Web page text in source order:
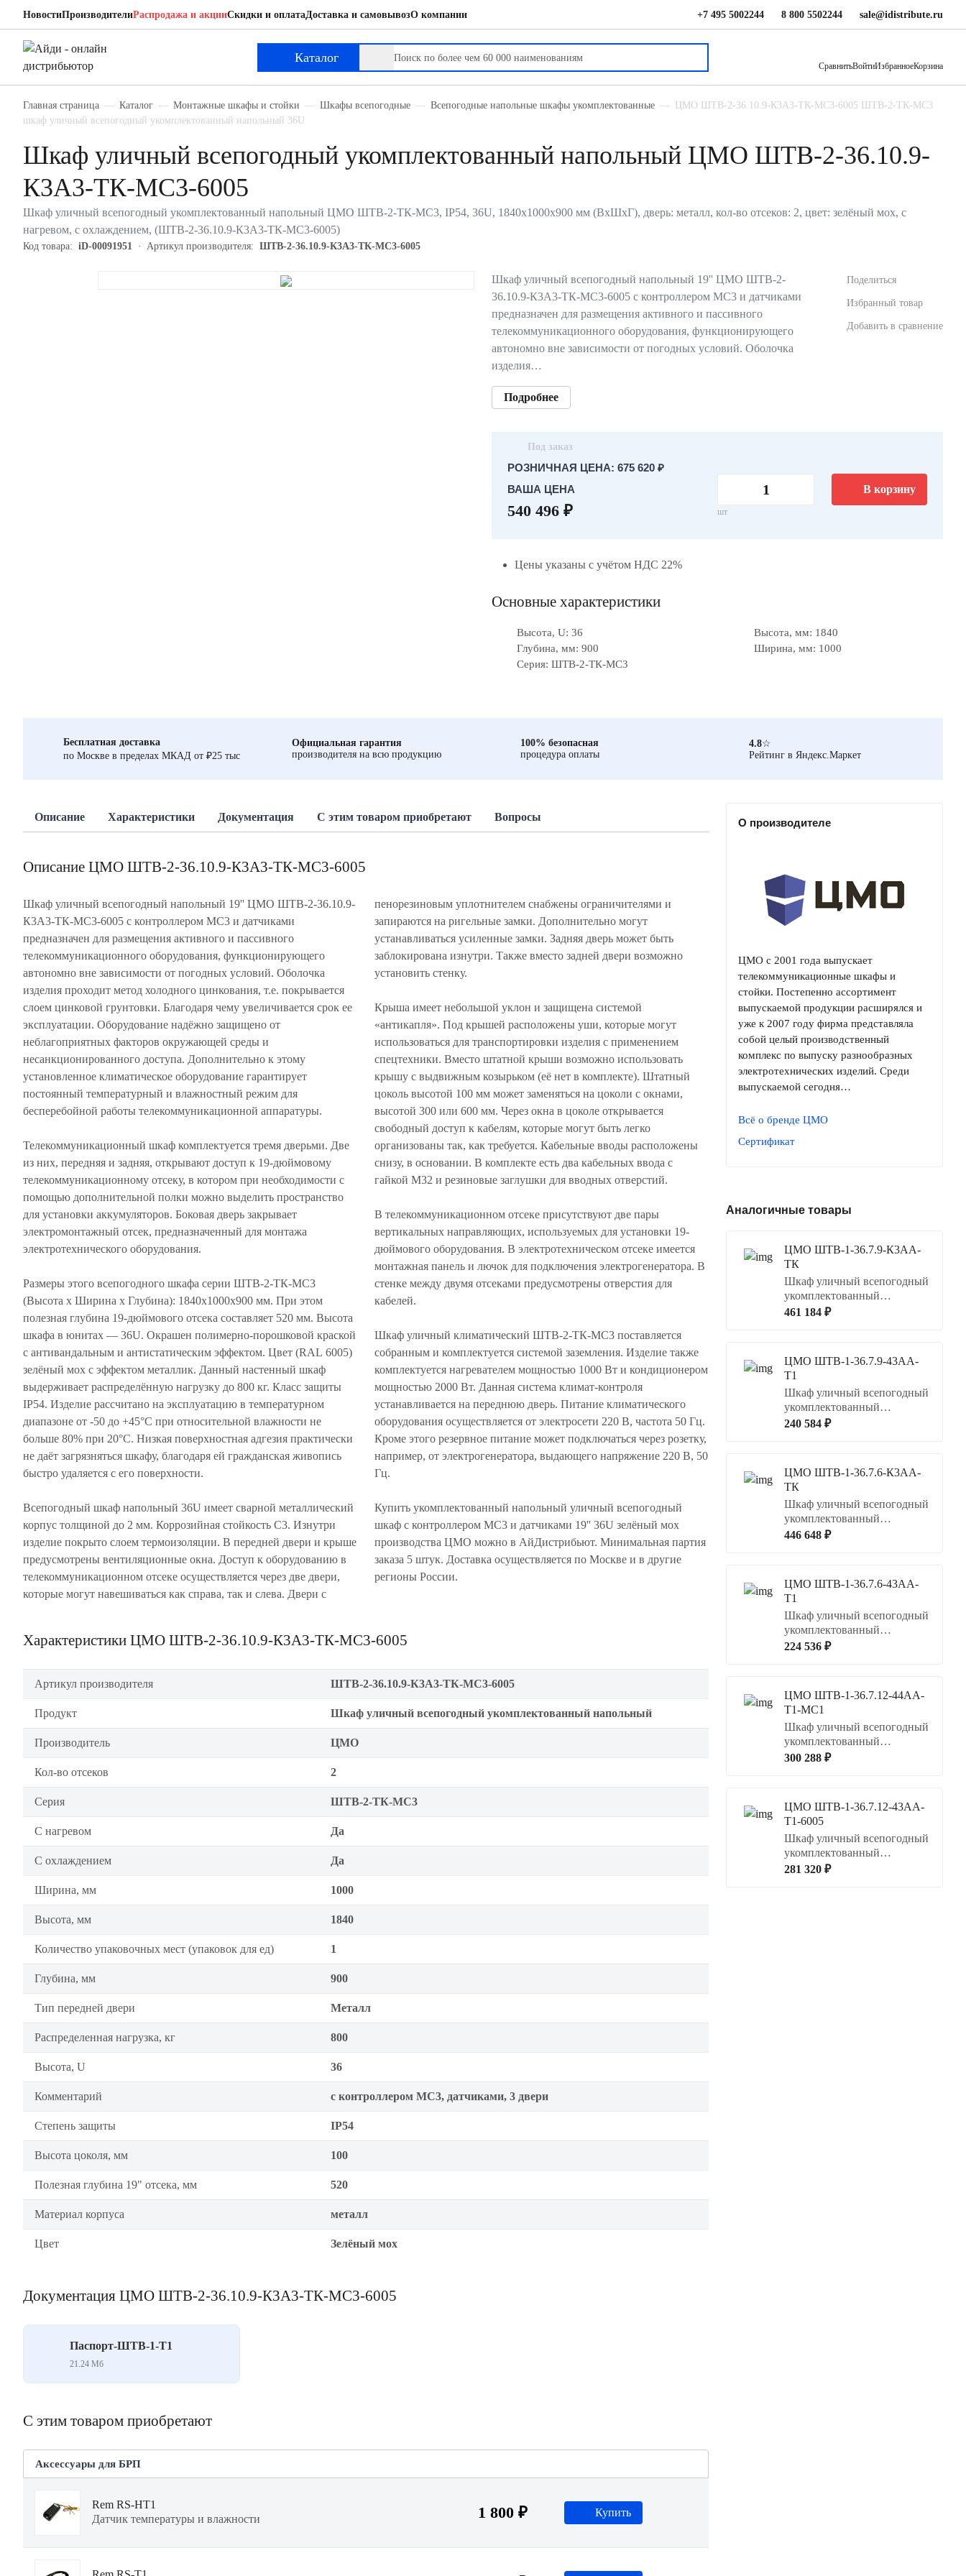
НовостиПроизводителиРаспродажа и акцииСкидки и оплатаДоставка и самовывозО компании +7 495 5002244 8 800 5502244 sale@idistribute.ru
Каталог
СравнитьВойтиИзбранноеКорзина
Главная страница Каталог Монтажные шкафы и стойки Шкафы всепогодные Всепогодные напольные шкафы укомплектованные
ЦМО ШТВ-2-36.10.9-К3А3-ТК-МС3-6005 ШТВ-2-ТК-MC3
шкаф уличный всепогодный укомплектованный напольный 36U
Шкаф уличный всепогодный укомплектованный напольный ЦМО ШТВ-2-36.10.9-
К3А3-ТК-МС3-6005
Шкаф уличный всепогодный укомплектованный напольный ЦМО ШТВ-2-ТК-MC3, IP54, 36U, 1840х1000х900 мм (ВхШхГ), дверь: металл, кол-во отсеков: 2, цвет: зелёный мох, с
нагревом, с охлаждением, (ШТВ-2-36.10.9-К3А3-ТК-МС3-6005)
Код товара: iD-00091951 Артикул производителя: ШТВ-2-36.10.9-К3А3-ТК-МС3-6005
Шкаф уличный всепогодный напольный 19'' ЦМО ШТВ-2-
36.10.9-К3А3-ТК-МС3-6005 с контроллером MC3 и датчиками
предназначен для размещения активного и пассивного
телекоммуникационного оборудования, функционирующего
автономно вне зависимости от погодных условий. Оболочка
изделия…
Подробнее
Поделиться
Избранный товар
Добавить в сравнение
Под заказ
РОЗНИЧНАЯ ЦЕНА: 675 620 ₽
ВАША ЦЕНА
540 496 ₽ шт
В корзину
Цены указаны с учётом НДС 22%
Основные характеристики
Высота, U: 36
Высота, мм: 1840
Глубина, мм: 900
Ширина, мм: 1000
Серия: ШТВ-2-ТК-MC3
Бесплатная доставка
по Москве в пределах МКАД от ₽25 тыс
Официальная гарантия
производителя на всю продукцию
100% безопасная
процедура оплаты
4.8☆
Рейтинг в Яндекс.Маркет
Описание Характеристики Документация С этим товаром приобретают Вопросы
Описание ЦМО ШТВ-2-36.10.9-К3А3-ТК-МС3-6005
Шкаф уличный всепогодный напольный 19'' ЦМО ШТВ-2-36.10.9-
К3А3-ТК-МС3-6005 с контроллером MC3 и датчиками
предназначен для размещения активного и пассивного
телекоммуникационного оборудования, функционирующего
автономно вне зависимости от погодных условий. Оболочка
изделия проходит метод холодного цинкования, т.е. покрывается
слоем цинковой грунтовки. Благодаря чему увеличивается срок ее
эксплуатации. Оборудование надёжно защищено от
неблагоприятных факторов окружающей среды и
несанкционированного доступа. Дополнительно к этому
установленное климатическое оборудование гарантирует
постоянный температурный и влажностный режим для
бесперебойной работы телекоммуникационной аппаратуры.
Телекоммуникационный шкаф комплектуется тремя дверьми. Две
из них, передняя и задняя, открывают доступ к 19-дюймовому
телекоммуникационному отсеку, в котором при необходимости с
помощью дополнительной полки можно выделить пространство
для установки аккумуляторов. Боковая дверь закрывает
электромонтажный отсек, предназначенный для монтажа
электротехнического оборудования.
Размеры этого всепогодного шкафа серии ШТВ-2-ТК-MC3
(Высота х Ширина х Глубина): 1840х1000х900 мм. При этом
полезная глубина 19-дюймового отсека составляет 520 мм. Высота
шкафа в юнитах — 36U. Окрашен полимерно-порошковой краской
с антивандальным и антистатическим эффектом. Цвет (RAL 6005)
зелёный мох с эффектом металлик. Данный настенный шкаф
выдерживает распределённую нагрузку до 800 кг. Класс защиты
IP54. Изделие рассчитано на эксплуатацию в температурном
диапазоне от -50 до +45°С при относительной влажности не
больше 80% при 20°С. Низкая поверхностная адгезия практически
не даёт загрязняться шкафу, благодаря ей гражданская живопись
быстро удаляется с его поверхности.
Всепогодный шкаф напольный 36U имеет сварной металлический
корпус толщиной до 2 мм. Коррозийная стойкость С3. Изнутри
изделие покрыто слоем термоизоляции. В передней двери и крыше
предусмотрены вентиляционные окна. Доступ к оборудованию в
телекоммуникационном отсеке осуществляется через две двери,
которые могут навешиваться как справа, так и слева. Двери с
пенорезиновым уплотнителем снабжены ограничителями и
запираются на ригельные замки. Дополнительно могут
устанавливаться усиленные замки. Задняя дверь может быть
заблокирована изнутри. Также вместо задней двери возможно
установить стенку.
Крыша имеет небольшой уклон и защищена системой
«антикапля». Под крышей расположены уши, которые могут
использоваться для транспортировки изделия с применением
спецтехники. Вместо штатной крыши возможно использовать
крышу с выдвижным козырьком (её нет в комплекте). Штатный
цоколь высотой 100 мм может заменяться на цоколи с окнами,
высотой 300 или 600 мм. Через окна в цоколе открывается
свободный доступ к кабелям, которые могут быть легко
организованы так, как требуется. Кабельные вводы расположены
снизу, в основании. В комплекте есть два кабельных ввода с
гайкой М32 и резиновые заглушки для вводных отверстий.
В телекоммуникационном отсеке присутствуют две пары
вертикальных направляющих, используемых для установки 19-
дюймового оборудования. В электротехническом отсеке имеется
монтажная панель и лючок для подключения электрогенератора. В
стенке между двумя отсеками предусмотрены отверстия для
кабелей.
Шкаф уличный климатический ШТВ-2-ТК-MC3 поставляется
собранным и комплектуется системой заземления. Изделие также
комплектуется нагревателем мощностью 1000 Вт и кондиционером
мощностью 2000 Вт. Данная система климат-контроля
устанавливается на переднюю дверь. Питание климатического
оборудования осуществляется от электросети 220 В, частота 50 Гц.
Кроме этого резервное питание может подключаться через розетку,
например, от электрогенератора, выдающего напряжение 220 В, 50
Гц.
Купить укомплектованный напольный уличный всепогодный
шкаф с контроллером MC3 и датчиками 19'' 36U зелёный мох
производства ЦМО можно в АйДистрибьют. Минимальная партия
заказа 5 штук. Доставка осуществляется по Москве и в другие
регионы России.
Характеристики ЦМО ШТВ-2-36.10.9-К3А3-ТК-МС3-6005
Артикул производителя ШТВ-2-36.10.9-К3А3-ТК-МС3-6005
Продукт Шкаф уличный всепогодный укомплектованный напольный
Производитель ЦМО
Кол-во отсеков 2
Серия ШТВ-2-ТК-MC3
С нагревом Да
С охлаждением Да
Ширина, мм 1000
Высота, мм 1840
Количество упаковочных мест (упаковок для ед) 1
Глубина, мм 900
Тип передней двери Металл
Распределенная нагрузка, кг 800
Высота, U 36
Комментарий с контроллером MC3, датчиками, 3 двери
Степень защиты IP54
Высота цоколя, мм 100
Полезная глубина 19" отсека, мм 520
Материал корпуса металл
Цвет Зелёный мох
Документация ЦМО ШТВ-2-36.10.9-К3А3-ТК-МС3-6005
Паспорт-ШТВ-1-Т1
21.24 Mб
С этим товаром приобретают
Аксессуары для БРП
Rem RS-HT1
Датчик температуры и влажности
1 800 ₽ Купить
О производителе
ЦМО с 2001 года выпускает
телекоммуникационные шкафы и
стойки. Постепенно ассортимент
выпускаемой продукции расширялся и
уже к 2007 году фирма представляла
собой целый производственный
комплекс по выпуску разнообразных
электротехнических изделий. Среди
выпускаемой сегодня…
Всё о бренде ЦМО
Сертификат
Аналогичные товары
ЦМО ШТВ-1-36.7.9-К3АА-
ТК
Шкаф уличный всепогодный
укомплектованный
напольный
461 184 ₽
ЦМО ШТВ-1-36.7.9-43АА-
Т1
Шкаф уличный всепогодный
укомплектованный
напольный
240 584 ₽
ЦМО ШТВ-1-36.7.6-К3АА-
ТК
Шкаф уличный всепогодный
укомплектованный
напольный
446 648 ₽
ЦМО ШТВ-1-36.7.6-43АА-
Т1
Шкаф уличный всепогодный
укомплектованный
напольный
224 536 ₽
ЦМО ШТВ-1-36.7.12-44АА-
Т1-МС1
Шкаф уличный всепогодный
укомплектованный
напольный
300 288 ₽
ЦМО ШТВ-1-36.7.12-43АА-
Т1-6005
Шкаф уличный всепогодный
укомплектованный
напольный
281 320 ₽
ЦМО ШТВ-2-36.10.9-К3А3-ТК-МС3-6005
Шкаф уличный всепогодный укомплектованный напольный